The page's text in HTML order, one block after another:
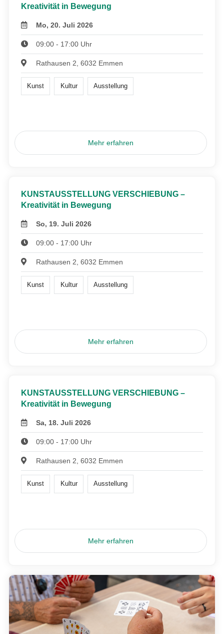
Kreativität in Bewegung
Mo, 20. Juli 2026
09:00 - 17:00 Uhr
Rathausen 2, 6032 Emmen
Kunst Kultur Ausstellung
Mehr erfahren
KUNSTAUSSTELLUNG VERSCHIEBUNG –
Kreativität in Bewegung
So, 19. Juli 2026
09:00 - 17:00 Uhr
Rathausen 2, 6032 Emmen
Kunst Kultur Ausstellung
Mehr erfahren
KUNSTAUSSTELLUNG VERSCHIEBUNG –
Kreativität in Bewegung
Sa, 18. Juli 2026
09:00 - 17:00 Uhr
Rathausen 2, 6032 Emmen
Kunst Kultur Ausstellung
Mehr erfahren